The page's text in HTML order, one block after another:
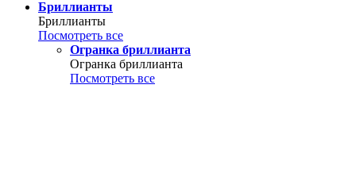
Бриллианты
Бриллианты
Посмотреть все
Огранка бриллианта
Огранка бриллианта
Посмотреть все